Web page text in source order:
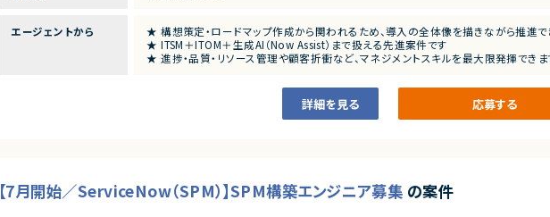
■ 尚可スキル・経験
・Now Assist（生成AI機能）の導入・活用経験
・ITOM（Discovery／Event Management）の実装経験
・CMDB設計・構築経験
・大規模案件の立ち上げ経験
・ITSM＋ITOMの複数モジュール横断による統合設計経験
エージェントから
★ 構想策定・ロードマップ作成から関われるため、導入の全体像を描きながら推進で
★ ITSM＋ITOM＋生成AI（Now Assist）まで扱える先進案件です
★ 進捗・品質・リソース管理や顧客折衝など、マネジメントスキルを最大限発揮できま
詳細を見る 応募する
【7月開始／ServiceNow（SPM）】SPM構築エンジニア募集 の案件